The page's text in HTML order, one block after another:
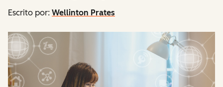
Escrito por: Wellinton Prates